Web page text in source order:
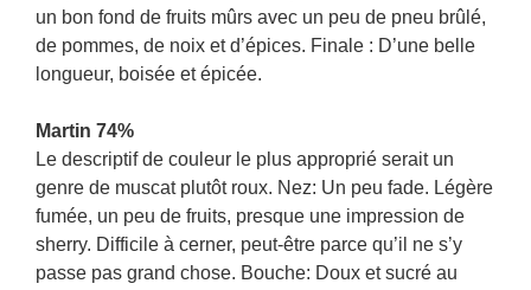
un bon fond de fruits mûrs avec un peu de pneu brûlé,
de pommes, de noix et d’épices. Finale : D’une belle
longueur, boisée et épicée.
Martin 74%
Le descriptif de couleur le plus approprié serait un
genre de muscat plutôt roux. Nez: Un peu fade. Légère
fumée, un peu de fruits, presque une impression de
sherry. Difficile à cerner, peut-être parce qu’il ne s’y
passe pas grand chose. Bouche: Doux et sucré au